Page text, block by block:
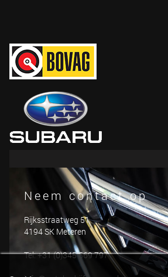
Neem contact op
Rijksstraatweg 51
4194 SK Meteren
Tel: +31 (0)345 569 797